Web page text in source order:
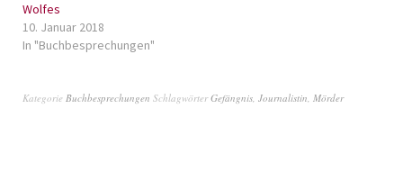
Wolfes
10. Januar 2018
In "Buchbesprechungen"
Kategorie Buchbesprechungen SchlagwörterGefängnis, Journalistin, Mörder